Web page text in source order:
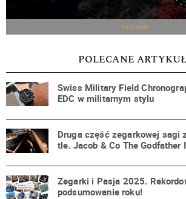
REKLAMA
POLECANE
Swiss Military Field
EDC w militarnym stylu
Druga część zegarkowej sagi
tle. Jacob & Co The Godfather
Zegarki i Pasja 2025.
podsumowanie roku!